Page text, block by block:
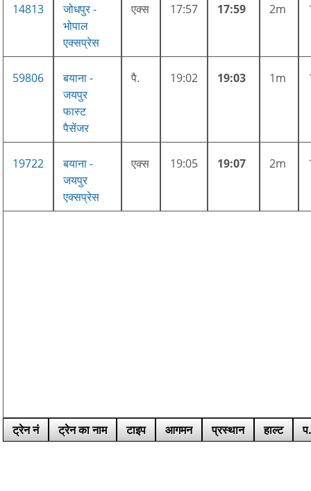
14813
जोधपुर -
भोपाल
एक्सप्रेस
एक्स 17:57 17:59 2m
59806
बयाना -
जयपुर
फास्ट
पैसेंजर
पै. 19:02 19:03 1m
19722
बयाना -
जयपुर
एक्सप्रेस
एक्स 19:05 19:07 2m
ट्रेन नं ट्रेन का नाम टाइप आगमन प्रस्थान हाल्ट